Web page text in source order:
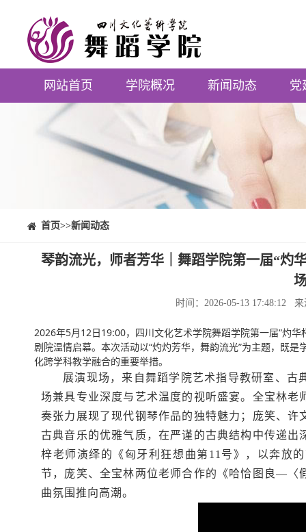
网站首页 学院概况 新闻动态 党
⠀⠀首页>>新闻动态
琴韵流光，师者芳华｜舞蹈学院第一届“灼
时间：2026-05-13 17:48:12
2026年5月12日19:00，四川文化艺术学院舞蹈学院第一届“灼
剧院温情启幕。本次活动以“灼灼芳华，舞韵流光”为主题，既
化跨学科教学融合的重要举措。
展演现场，来自舞蹈学院艺术指导教研室、
场兼具专业深度与艺术温度的视听盛宴。全宝林老
奏张力展现了现代钢琴作品的独特魅力；庞笑、
古典音乐的优雅气质，在严谨的古典结构中传递
梓老师演绎的《匈牙利狂想曲第11号》，以奔放
节，庞笑、全宝林两位老师合作的《哈恰图良—〈
曲氛围推向高潮。